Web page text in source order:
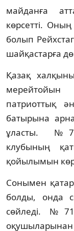
майданға
көрсетті. Оның
болып
шайқастарға
Қазақ
патриоттық
батырына
ұласты. №78
клубының
қойылымын
Сонымен
болды, онда
сөйледі.
оқушыларынан